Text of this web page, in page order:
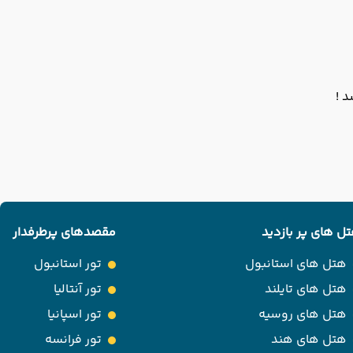
!
های پر بازدید
هتل های استانبول
هتل های تایلند
هتل های روسیه
هتل های هند
مقصدهای پرطرفدار
تور استانبول
تور آنتالیا
تور اسپانیا
تور فرانسه